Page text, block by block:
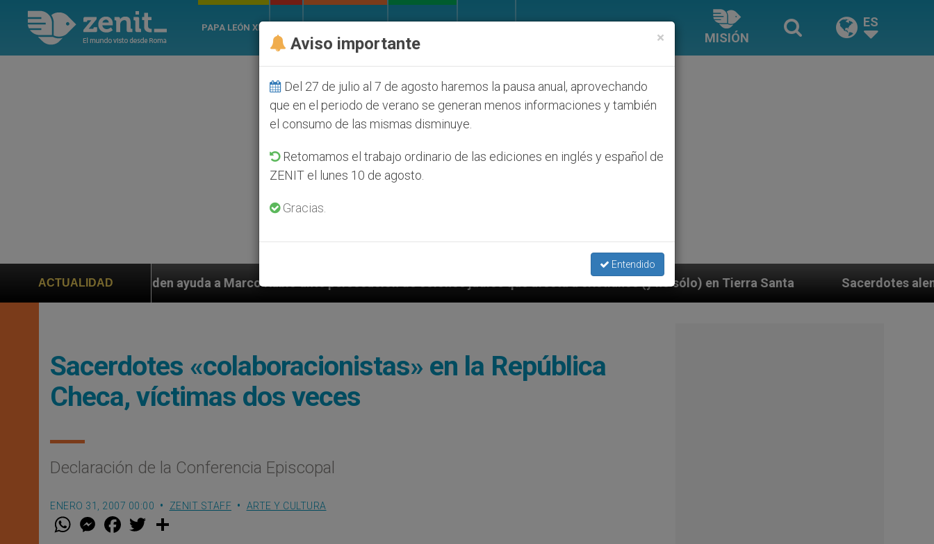
PAPA LEÓN XIV
MISIÓN
ES
ACTUALIDAD
piden ayuda a Marco Rubio ante persecución de colonos judíos que afecta a cristianos (y no sólo) en Tierra Santa Sacerdotes alemanes fieles al Papa
Sacerdotes «colaboracionistas» en la República
Checa, víctimas dos veces
Declaración de la Conferencia Episcopal
ENERO 31, 2007 00:00 ZENIT STAFF ARTE Y CULTURA
W M
e
F
a w
×
Aviso importante
Del 27 de julio al 7 de agosto haremos la pausa anual, aprovechando
que en el periodo de verano se generan menos informaciones y también
el consumo de las mismas disminuye.
Retomamos el trabajo ordinario de las ediciones en inglés y español de
ZENIT el lunes 10 de agosto.
Gracias.
Entendido